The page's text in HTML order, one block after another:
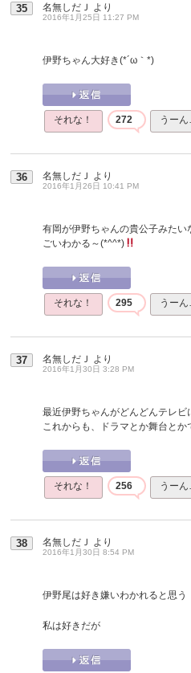
35 名無しだＪ より
2016年1月25日 11:27 PM
伊野ちゃん大好き(*´ω｀*)
それな！ 272 うーん
36 名無しだＪ より
2016年1月26日 10:41 PM
有岡が伊野ちゃんの貴公子みた
ごいわかる～(*^^*)
それな！ 295 うーん
37 名無しだＪ より
2016年1月30日 3:28 PM
最近伊野ちゃんがどんどんテレ
これからも、ドラマとか舞台とか
それな！ 256 うーん
38 名無しだＪ より
2016年1月30日 8:54 PM
伊野尾は好き嫌いわかれると思う
私は好きだが